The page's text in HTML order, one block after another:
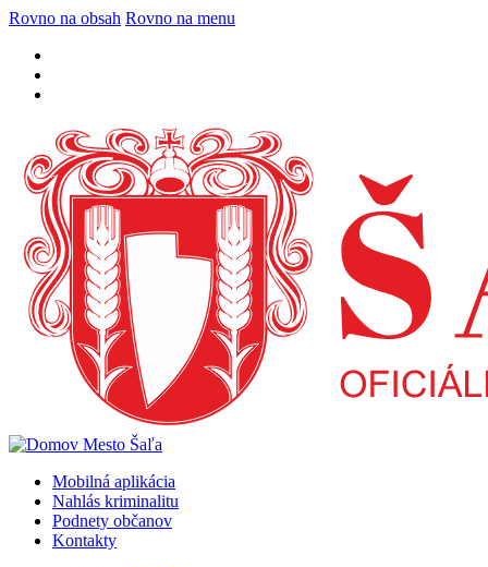
Rovno na obsah Rovno na menu
Mobilná aplikácia
Nahlás kriminalitu
Podnety občanov
Kontakty